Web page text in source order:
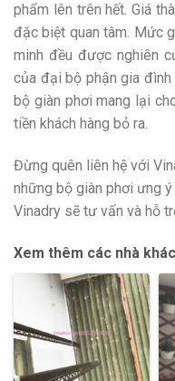
phẩm lên trên hết. Giá
đặc biệt quan tâm. Mức
minh đều được nghiên
của đại bộ phận gia
bộ giàn phơi mang lại
tiền khách hàng bỏ ra.
Đừng quên liên hệ với
những bộ giàn phơi ưng
Vinadry sẽ tư vấn và hỗ
Xem thêm các nhà khác